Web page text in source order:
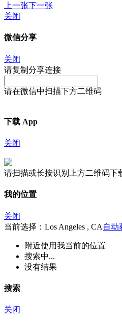
上一张下一张
关闭
微信分享
关闭
请复制分享连接
请在微信中扫描下方二维码
下载 App
关闭
请扫描或长按识别上方二维码下
我的位置
关闭
当前选择：Los Angeles , CA 自动
附近使用我当前的位置
搜索中...
没有结果
搜索
关闭